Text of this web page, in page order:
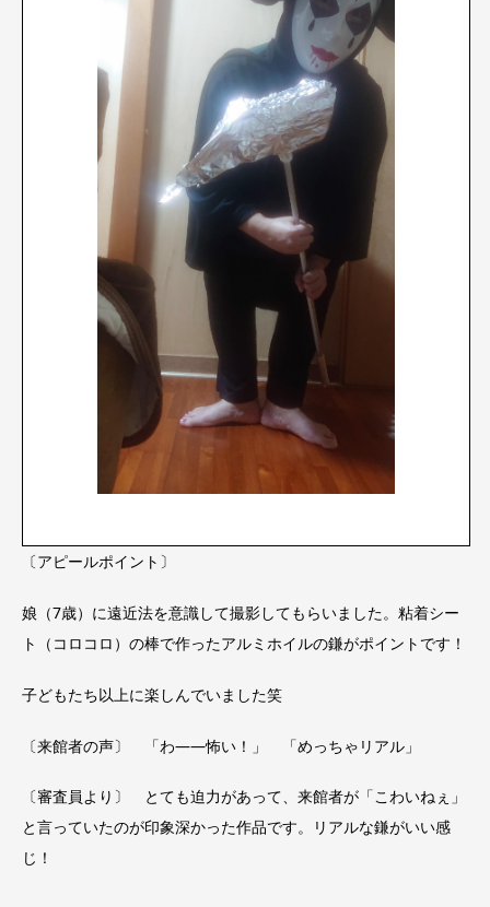
〔アピールポイント〕
娘（7歳）に遠近法を意識して撮影してもらいました。粘着シー
ト（コロコロ）の棒で作ったアルミホイルの鎌がポイントです！
子どもたち以上に楽しんでいました笑
〔来館者の声〕 「わ――怖い！」 「めっちゃリアル」
〔審査員より〕 とても迫力があって、来館者が「こわいねぇ」
と言っていたのが印象深かった作品です。リアルな鎌がいい感
じ！